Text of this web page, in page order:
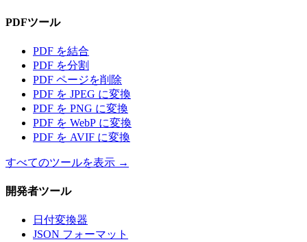
PDFツール
PDF を結合
PDF を分割
PDF ページを削除
PDF を JPEG に変換
PDF を PNG に変換
PDF を WebP に変換
PDF を AVIF に変換
すべてのツールを表示 →
開発者ツール
日付変換器
JSON フォーマット